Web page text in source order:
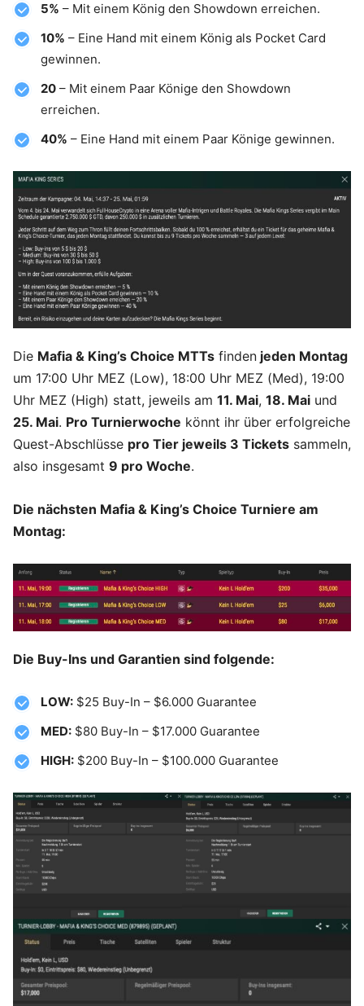
5% – Mit einem König den Showdown erreichen.
10% – Eine Hand mit einem König als Pocket Card
gewinnen.
20 – Mit einem Paar Könige den Showdown
erreichen.
40% – Eine Hand mit einem Paar Könige gewinnen.
Die Mafia & King’s Choice MTTs finden jeden Montag
um 17:00 Uhr MEZ (Low), 18:00 Uhr MEZ (Med), 19:00
Uhr MEZ (High) statt, jeweils am 11. Mai, 18. Mai und
25. Mai. Pro Turnierwoche könnt ihr über erfolgreiche
Quest-Abschlüsse pro Tier jeweils 3 Tickets sammeln,
also insgesamt 9 pro Woche.
Die nächsten Mafia & King’s Choice Turniere am
Montag:
Die Buy-Ins und Garantien sind folgende:
LOW: $25 Buy-In – $6.000 Guarantee
MED: $80 Buy-In – $17.000 Guarantee
HIGH: $200 Buy-In – $100.000 Guarantee